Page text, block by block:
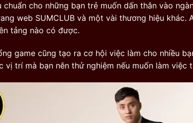
cho những bạn trẻ muốn dấn thân vào
web SUMCLUB và một vài thương hiệu khác.
tảng nào có được.
game cũng tạo ra cơ hội việc làm cho nhiều
vị trí mà bạn nên thử nghiệm nếu muốn làm việc